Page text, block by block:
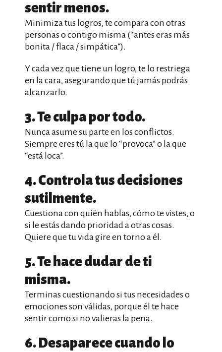
sentir menos.
Minimiza tus logros, te compara con otras
personas o contigo misma (“antes eras más
bonita / flaca / simpática”).
Y cada vez que tiene un logro, te lo restriega
en la cara, asegurando que tú jamás podrás
alcanzarlo.
3. Te culpa por todo.
Nunca asume su parte en los conflictos.
Siempre eres tú la que lo “provoca” o la que
“está loca”.
4. Controla tus decisiones
sutilmente.
Cuestiona con quién hablas, cómo te vistes, o
si le estás dando prioridad a otras cosas.
Quiere que tu vida gire en torno a él.
5. Te hace dudar de ti
misma.
Terminas cuestionando si tus necesidades o
emociones son válidas, porque él te hace
sentir como si no valieras la pena.
6. Desaparece cuando lo